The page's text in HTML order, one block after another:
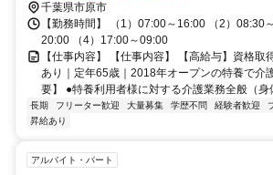
千葉県市原市
【勤務時間】 （1）07:00～16:00 （2）08:30
20:00 （4）17:00～09:00
【仕事内容】 【仕事内容】 【高給与】資格取
あり｜定年65歳｜2018年オープンの特養で介
要】 ●特養利用者様に対する介護業務全般（身
長期 フリーター歓迎 大量募集 学歴不問 経験者歓迎
昇給あり
アルバイト・パート